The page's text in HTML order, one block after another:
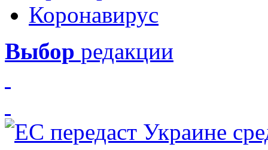
Коронавирус
Выбор редакции